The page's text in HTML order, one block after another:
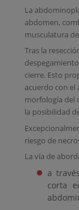
La
abdomen,
musculatura
Tras la
cierre. Esto
acuerdo con el
morfología del
la posibilidad
riesgo de
La vía de
a
corta